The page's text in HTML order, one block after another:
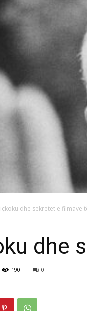
dhe sekretet e filmave
dhe
190 0